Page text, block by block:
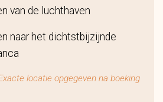
van de luchthaven
naar het dichtstbijzijnde
locatie opgegeven na boeking